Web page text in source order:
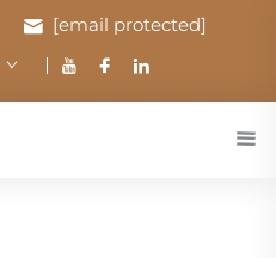
[email protected]